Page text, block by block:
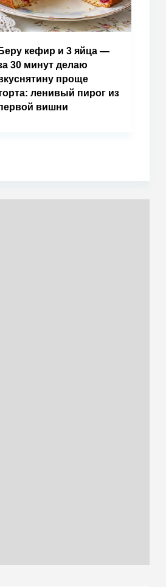
Беру кефир и 3 яйца —
30 минут делаю
проще
ленивый пирог из
вишни